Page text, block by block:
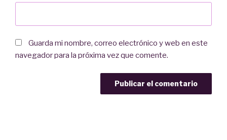
Guarda mi nombre, correo electrónico y web en este
navegador para la próxima vez que comente.